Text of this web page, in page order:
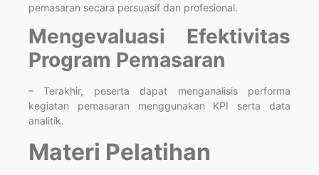
pemasaran secara persuasif dan profesional.
Mengevaluasi Efektivitas
Program Pemasaran
– Terakhir, peserta dapat menganalisis performa
kegiatan pemasaran menggunakan KPI serta data
analitik.
Materi Pelatihan